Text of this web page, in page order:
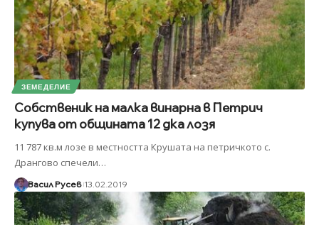
ЗЕМЕДЕЛИЕ
Собственик на малка винарна в Петрич
купува от общината 12 дка лозя
11 787 кв.м лозе в местността Крушата на петричкото с.
Дрангово спечели…
Васил Русев 13.02.2019